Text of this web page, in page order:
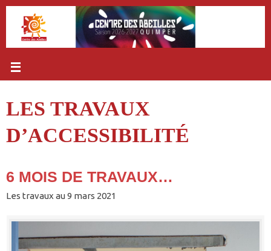
Passer
contenu
LES TRAVAUX
D’ACCESSIBILITÉ
6 MOIS DE TRAVAUX…
Les travaux au 9 mars 2021